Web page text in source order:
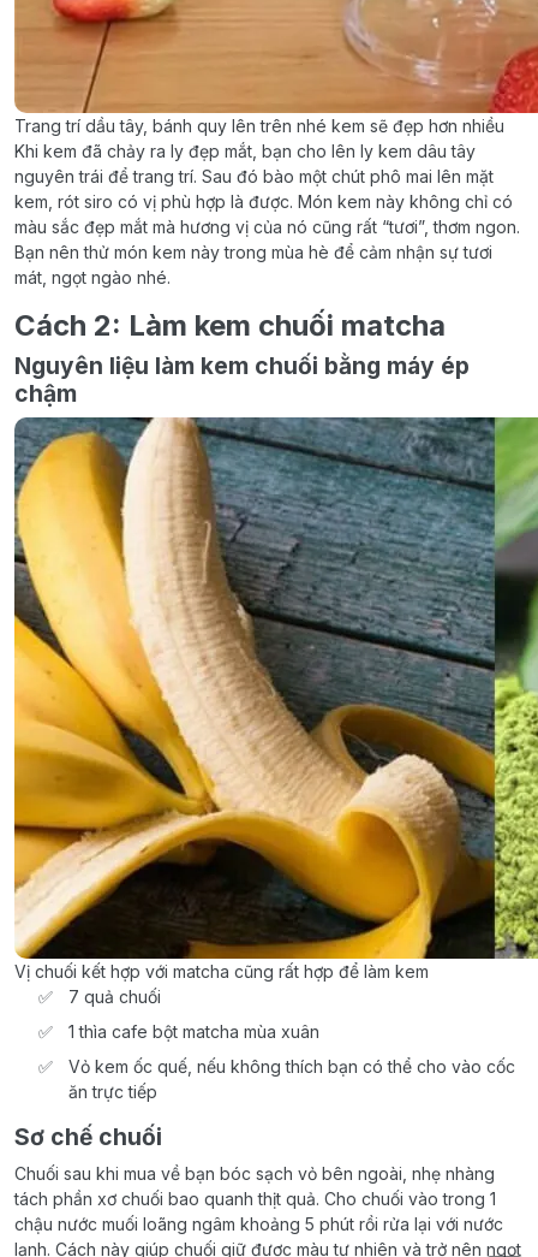
Trang trí dầu tây, bánh quy lên trên nhé kem sẽ đẹp hơn nhiều
Khi kem đã chảy ra ly đẹp mắt, bạn cho lên ly kem dâu tây
nguyên trái để trang trí. Sau đó bào một chút phô mai lên mặt
kem, rót siro có vị phù hợp là được. Món kem này không chỉ có
màu sắc đẹp mắt mà hương vị của nó cũng rất “tươi”, thơm ngon.
Bạn nên thử món kem này trong mùa hè để cảm nhận sự tươi
mát, ngọt ngào nhé.
Cách 2: Làm kem chuối matcha
Nguyên liệu làm kem chuối bằng máy ép
chậm
Vị chuối kết hợp với matcha cũng rất hợp để làm kem
7 quả chuối
1 thìa cafe bột matcha mùa xuân
Vỏ kem ốc quế, nếu không thích bạn có thể cho vào cốc
ăn trực tiếp
Sơ chế chuối
Chuối sau khi mua về bạn bóc sạch vỏ bên ngoài, nhẹ nhàng
tách phần xơ chuối bao quanh thịt quả. Cho chuối vào trong 1
chậu nước muối loãng ngâm khoảng 5 phút rồi rửa lại với nước
lạnh. Cách này giúp chuối giữ được màu tự nhiên và trở nên ngọt